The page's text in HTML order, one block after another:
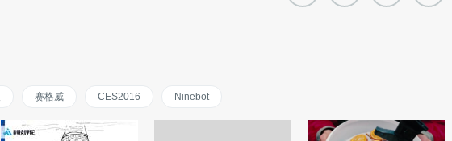
赛格威 CES2016 Ninebot